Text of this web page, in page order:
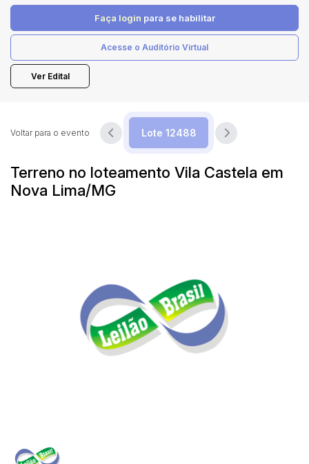
Faça login para se habilitar
Acesse o Auditório Virtual
Ver Edital
Terreno no loteamento Vila Castela em
Nova Lima/MG
Voltar para o evento